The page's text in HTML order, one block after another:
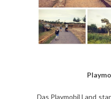
Das Playmobil Land